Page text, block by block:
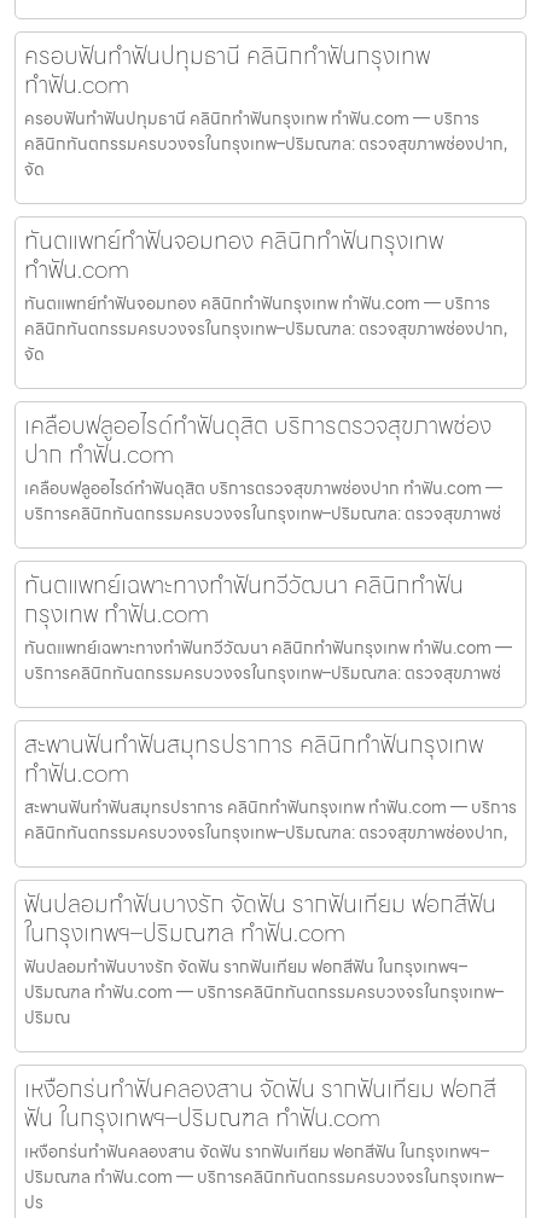
ครอบฟันทำฟันปทุมธานี คลินิกทำฟันกรุงเทพ
ทำฟัน.com
ครอบฟันทำฟันปทุมธานี คลินิกทำฟันกรุงเทพ ทำฟัน.com — บริการ
คลินิกทันตกรรมครบวงจรในกรุงเทพ–ปริมณฑล: ตรวจสุขภาพช่องปาก,
จัด
ทันตแพทย์ทำฟันจอมทอง คลินิกทำฟันกรุงเทพ
ทำฟัน.com
ทันตแพทย์ทำฟันจอมทอง คลินิกทำฟันกรุงเทพ ทำฟัน.com — บริการ
คลินิกทันตกรรมครบวงจรในกรุงเทพ–ปริมณฑล: ตรวจสุขภาพช่องปาก,
จัด
เคลือบฟลูออไรด์ทำฟันดุสิต บริการตรวจสุขภาพช่อง
ปาก ทำฟัน.com
เคลือบฟลูออไรด์ทำฟันดุสิต บริการตรวจสุขภาพช่องปาก ทำฟัน.com —
บริการคลินิกทันตกรรมครบวงจรในกรุงเทพ–ปริมณฑล: ตรวจสุขภาพช่
ทันตแพทย์เฉพาะทางทำฟันทวีวัฒนา คลินิกทำฟัน
กรุงเทพ ทำฟัน.com
ทันตแพทย์เฉพาะทางทำฟันทวีวัฒนา คลินิกทำฟันกรุงเทพ ทำฟัน.com —
บริการคลินิกทันตกรรมครบวงจรในกรุงเทพ–ปริมณฑล: ตรวจสุขภาพช่
สะพานฟันทำฟันสมุทรปราการ คลินิกทำฟันกรุงเทพ
ทำฟัน.com
สะพานฟันทำฟันสมุทรปราการ คลินิกทำฟันกรุงเทพ ทำฟัน.com — บริการ
คลินิกทันตกรรมครบวงจรในกรุงเทพ–ปริมณฑล: ตรวจสุขภาพช่องปาก,
ฟันปลอมทำฟันบางรัก จัดฟัน รากฟันเทียม ฟอกสีฟัน
ในกรุงเทพฯ–ปริมณฑล ทำฟัน.com
ฟันปลอมทำฟันบางรัก จัดฟัน รากฟันเทียม ฟอกสีฟัน ในกรุงเทพฯ–
ปริมณฑล ทำฟัน.com — บริการคลินิกทันตกรรมครบวงจรในกรุงเทพ–
ปริมณ
เหงือกร่นทำฟันคลองสาน จัดฟัน รากฟันเทียม ฟอกสี
ฟัน ในกรุงเทพฯ–ปริมณฑล ทำฟัน.com
เหงือกร่นทำฟันคลองสาน จัดฟัน รากฟันเทียม ฟอกสีฟัน ในกรุงเทพฯ–
ปริมณฑล ทำฟัน.com — บริการคลินิกทันตกรรมครบวงจรในกรุงเทพ–
ปร